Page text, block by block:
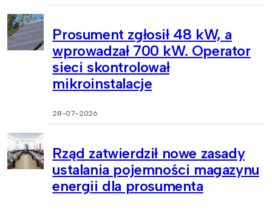
Prosument zgłosił 48 kW, a
wprowadzał 700 kW. Operator
sieci skontrolował
mikroinstalacje
28-07-2026
Rząd zatwierdził nowe zasady
ustalania pojemności magazynu
energii dla prosumenta